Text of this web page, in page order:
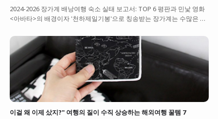
2024-2026 장가계 배낭여행 숙소 실태 보고서: TOP 6 평판과 민낯 영화
<아바타>의 배경이자 '천하제일기봉'으로 칭송받는 장가계는 수많은 …
이걸 왜 이제 샀지?" 여행의 질이 수직 상승하는 해외여행 꿀템 7